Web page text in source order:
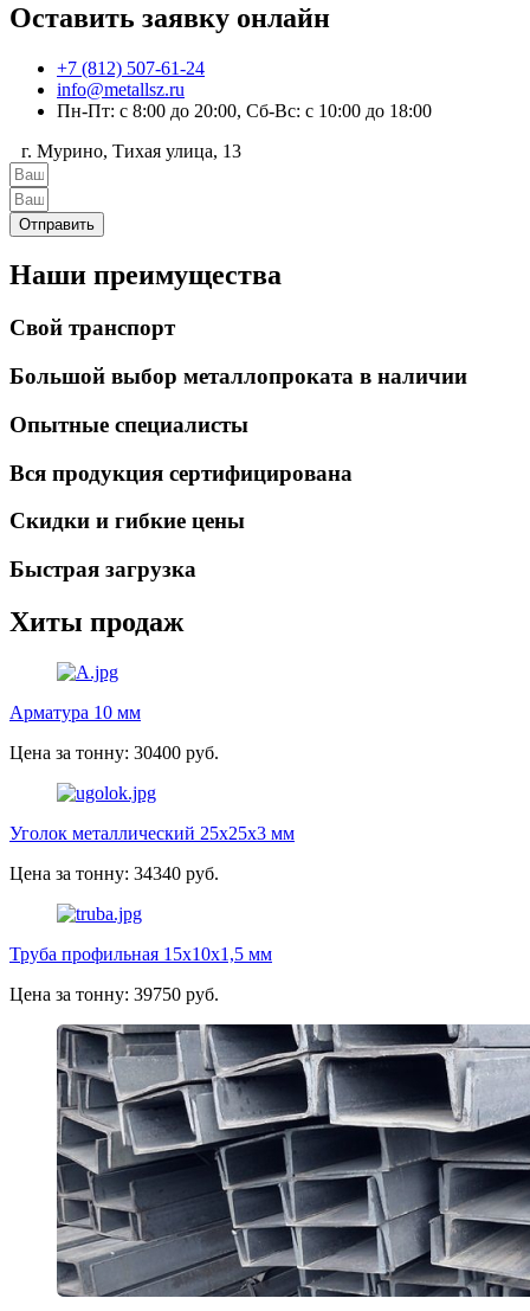
Оставить заявку онлайн
+7 (812) 507-61-24
info@metallsz.ru
Пн-Пт: с 8:00 до 20:00, Сб-Вс: с 10:00 до 18:00
г. Мурино, Тихая улица, 13
Отправить
Наши преимущества
Свой транспорт
Большой выбор металлопроката в наличии
Опытные специалисты
Вся продукция сертифицирована
Скидки и гибкие цены
Быстрая загрузка
Хиты продаж
Арматура 10 мм
Цена за тонну: 30400 руб.
Уголок металлический 25х25х3 мм
Цена за тонну: 34340 руб.
Труба профильная 15х10х1,5 мм
Цена за тонну: 39750 руб.